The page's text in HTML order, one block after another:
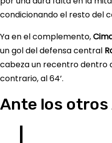
condicionando el resto del
Ya en el complemento,
un gol del defensa central
cabeza un recentro dentro
contrario, al 64’.
Ante los